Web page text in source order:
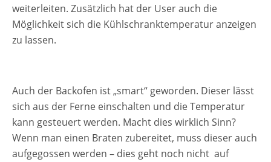
weiterleiten. Zusätzlich hat der User auch die
Möglichkeit sich die Kühlschranktemperatur anzeigen
zu lassen.
Auch der Backofen ist „smart“ geworden. Dieser lässt
sich aus der Ferne einschalten und die Temperatur
kann gesteuert werden. Macht dies wirklich Sinn?
Wenn man einen Braten zubereitet, muss dieser auch
aufgegossen werden – dies geht noch nicht auf